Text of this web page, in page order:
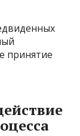
принятие